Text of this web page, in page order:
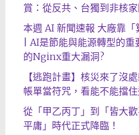
賞：從反共、台獨到非核家
本週 AI 新聞速報 大廠靠
| AI是節能與能源轉型的
的Nginx重大漏洞?
【逃跑計畫】核災來了沒
帳單當符咒，看能不能擋住
從「甲乙丙丁」到「皆大
平庸」時代正式降臨！